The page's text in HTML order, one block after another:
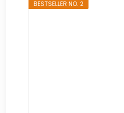
BESTSELLER NO. 2